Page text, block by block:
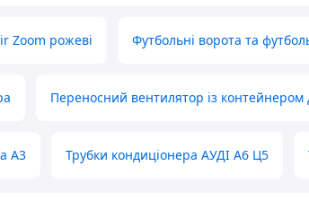
Zoom рожеві Футбольні ворота та
Переносний вентилятор із контейнером
А3 Трубки кондиціонера АУДІ А6 Ц5